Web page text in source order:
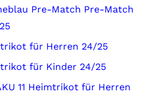
Pre-Match Pre-Match
für Herren 24/25
für Kinder 24/25
11 Heimtrikot für Herren